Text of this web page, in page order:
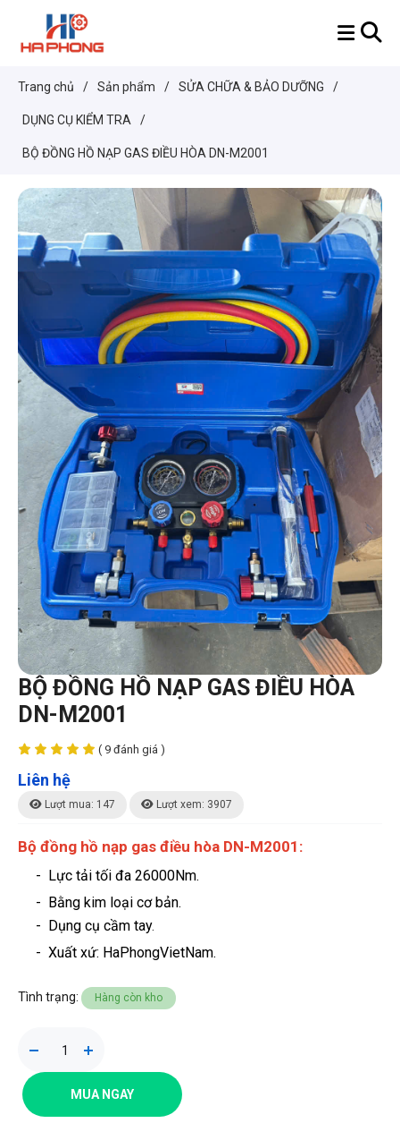
Trang chủ / Sản phẩm / SỬA CHỮA & BẢO DƯỠNG /
DỤNG CỤ KIỂM TRA /
BỘ ĐỒNG HỒ NẠP GAS ĐIỀU HÒA DN-M2001
BỘ ĐỒNG HỒ NẠP GAS ĐIỀU HÒA
DN-M2001
( 9 đánh giá )
Liên hệ
Lượt mua: 147 Lượt xem: 3907
Bộ đồng hồ nạp gas điều hòa DN-M2001:
- Lực tải tối đa 26000Nm.
- Bằng kim loại cơ bản.
- Dụng cụ cầm tay.
- Xuất xứ: HaPhongVietNam.
Tình trạng: Hàng còn kho
MUA NGAY